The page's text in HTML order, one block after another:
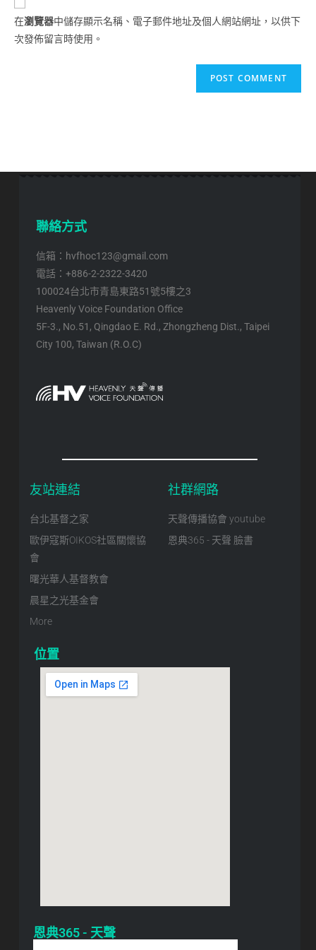
在瀏覽器中儲存顯示名稱、電子郵件地址及個人網站網址，以供下
次發佈留言時使用。
聯絡方式
信箱：hvfhoc123@gmail.com
電話：+886-2-2322-3420
100024台北市青島東路51號5樓之3
Heavenly Voice Foundation Office
5F-3., No.51, Qingdao E. Rd., Zhongzheng Dist., Taipei
City 100, Taiwan (R.O.C)
友站連結
台北基督之家
歐伊寇斯OIKOS社區關懷協
會
曙光華人基督教會
晨星之光基金會
More
社群網路
天聲傳播協會 youtube
恩典365 - 天聲 臉書
位置
恩典365 - 天聲